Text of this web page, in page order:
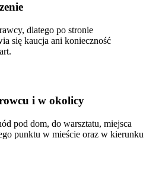
dlatego po stronie
się kaucja ani konieczność
i w okolicy
pod dom, do warsztatu, miejsca
punktu w mieście oraz w kierunku